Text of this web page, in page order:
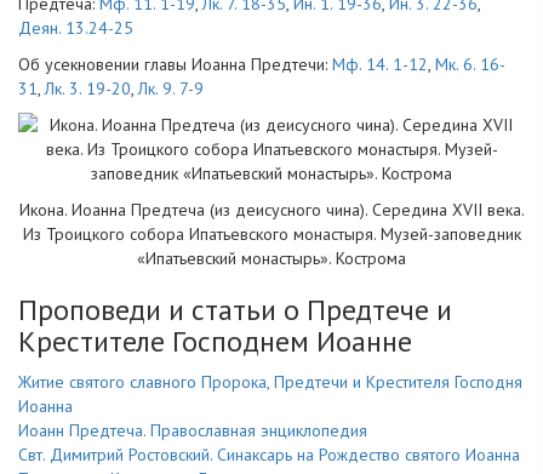
Деян. 13.24-25
Об усекновении главы Иоанна Предтечи: Мф. 14. 1-12 Мк. 6. 16-
31 Лк. 3. 19-20 Лк. 9. 7-9
Икона. Иоанна Предтеча (из деисусного чина). Середина XVII века.
Из Троицкого собора Ипатьевского монастыря. Музей-заповедник
«Ипатьевский монастырь». Кострома
Проповеди и статьи о Предтече и
Крестителе Господнем Иоанне
Житие святого славного Пророка, Предтечи и Крестителя Господня
Иоанна
Иоанн Предтеча. Православная энциклопедия
Свт. Димитрий Ростовский. Синаксарь на Рождество святого Иоанна